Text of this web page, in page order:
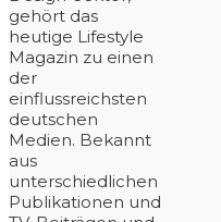
gehört das
heutige Lifestyle
Magazin zu einen
der
einflussreichsten
deutschen
Medien. Bekannt
aus
unterschiedlichen
Publikationen und